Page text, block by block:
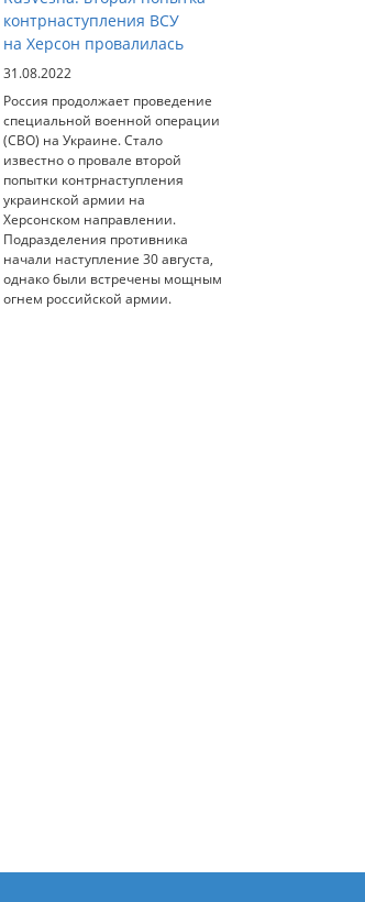
контрнаступления ВСУ
на Херсон провалилась
31.08.2022
Россия продолжает проведение
специальной военной операции
(СВО) на Украине. Стало
известно о провале второй
попытки контрнаступления
украинской армии на
Херсонском направлении.
Подразделения противника
начали наступление 30 августа,
однако были встречены мощным
огнем российской армии.